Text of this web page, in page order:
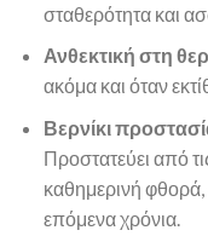
σταθερότητα και
Ανθεκτική στη
ακόμα και όταν
Βερνίκι
Προστατεύει από
καθημερινή φθορά,
επόμενα χρόνια.